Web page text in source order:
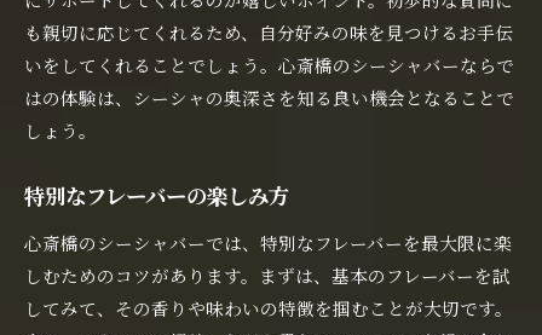
も親切に応じてくれるため、自分好みの味を見つけるお手伝
いをしてくれることでしょう。心斎橋のシーシャバーならで
はの体験は、シーシャの奥深さを知る良い機会となることで
しょう。
特別なフレーバーの楽しみ方
心斎橋のシーシャバーでは、特別なフレーバーを最大限に楽
しむためのコツがあります。まずは、基本のフレーバーを試
してみて、その香りや味わいの特徴を掴むことが大切です。